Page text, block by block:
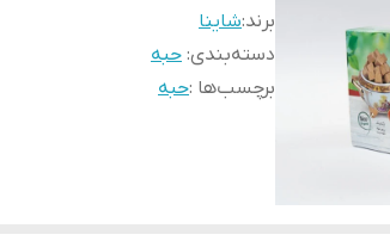
برند:شاینا
دسته‌بندی: حبه
برچسب‌ها :حبه